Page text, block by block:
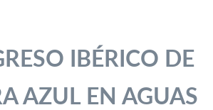
IBÉRICO DE
AZUL EN AGUAS